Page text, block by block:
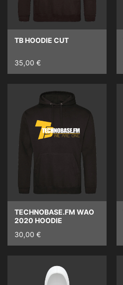
TB HOODIE CUT
35,00 €
TECHNOBASE.FM WAO
2020 HOODIE
30,00 €